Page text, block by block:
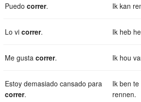
Puedo correr. Ik kan
Lo vi correr. Ik heb
Me gusta correr. Ik hou
Estoy demasiado cansado para
correr.
Ik ben
rennen.